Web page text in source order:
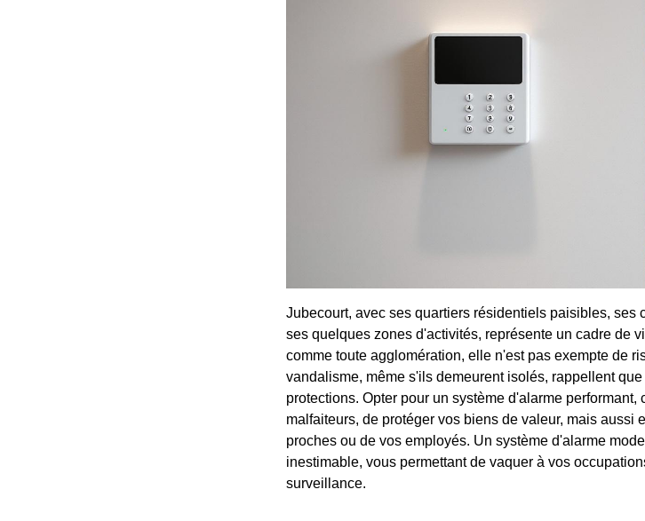
Jubecourt, avec ses quartiers résidentiels paisibles, ses
ses quelques zones d'activités, représente un cadre de
comme toute agglomération, elle n'est pas exempte de
vandalisme, même s'ils demeurent isolés, rappellent
protections. Opter pour un système d'alarme
malfaiteurs, de protéger vos biens de valeur, mais aussi
proches ou de vos employés. Un système d'alarme
inestimable, vous permettant de vaquer à vos
surveillance.